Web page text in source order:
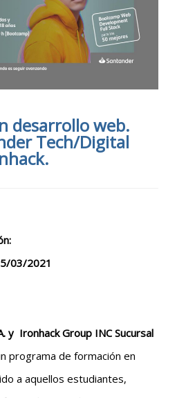
desarrollo web.
Tech/Digital
03/2021
y Ironhack Group INC Sucursal
programa de formación en
a aquellos estudiantes,